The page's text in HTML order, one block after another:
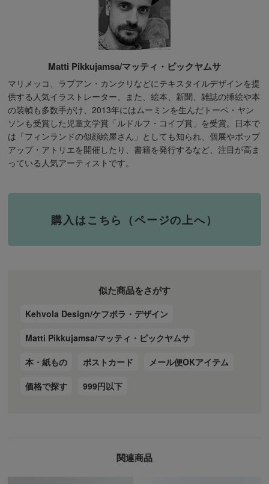
Matti Pikkujamsa/マッティ・ピックヤムサ
マリメッコ、ラプアン・カンクリなどにテキスタイルデザインを提
供する人気イラストレーター。また、絵本、新聞、雑誌の挿絵や本
の装幀も多数手がけ、2013年にはムーミンを生んだトーベ・ヤン
ソンも受賞した児童文学賞「ルドルフ・コイブ賞」を受賞。日本で
は「フィンランドの似顔絵屋さん」としても知られ、個展やポップ
アップ・アトリエを開催したり、書籍を発行するなど、注目が高ま
っている人気アーティストです。
購入はこちら（ページの上へ）
似た商品をさがす
Kehvola Design/ケフボラ・デザイン
Matti Pikkujamsa/マッティ・ピックヤムサ
本・紙もの
ポストカード
メール便OKアイテム
価格で探す
999円以下
関連商品